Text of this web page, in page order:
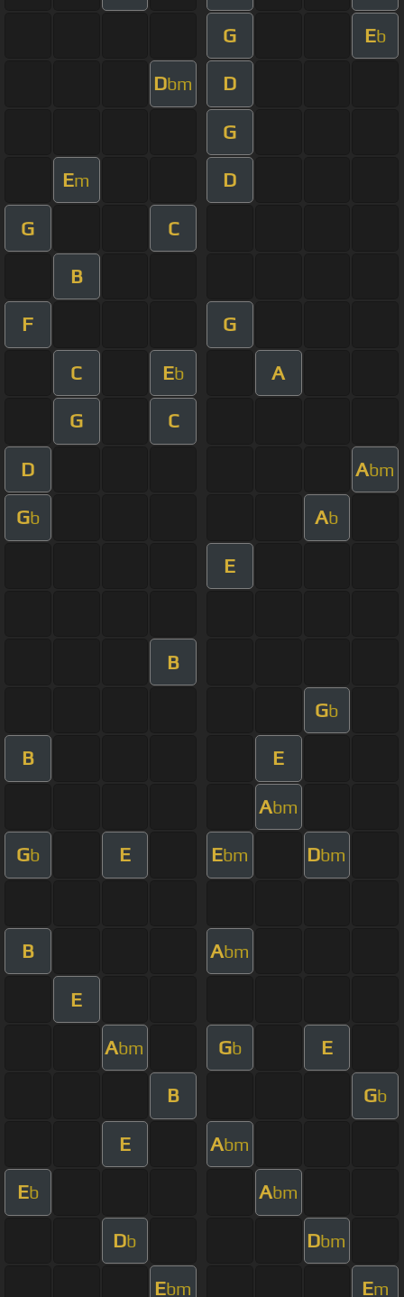
G Eb
Dbm D
G
Em D
G C
B
F G
C Eb A
G C
D Abm
Gb Ab
E
B
Gb
B E
Abm
Gb E Ebm Dbm
B Abm
E
Abm Gb E
B Gb
E Abm
Eb Abm
Db Dbm
Ebm Em